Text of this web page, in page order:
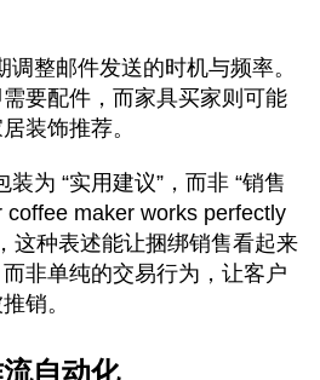
调整邮件发送的时机与频率。
要配件，而家具买家则可能
装饰推荐。
装为 “实用建议”，而非 “销售
coffee maker works perfectly
这种表述能让捆绑销售看起来
非单纯的交易行为，让客户
销。
自动化